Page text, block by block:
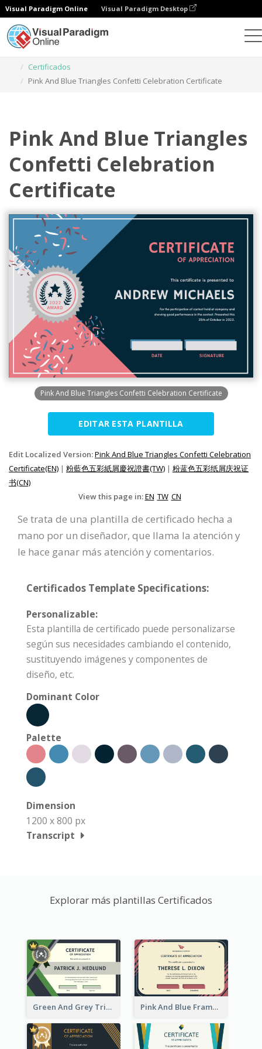
Visual Paradigm Online Visual Paradigm Desktop
Certificados
Pink And Blue Triangles Confetti Celebration Certificate
Pink And Blue Triangles
Confetti Celebration
Certificate
Pink And Blue Triangles Confetti Celebration Certificate
EDITAR ESTA PLANTILLA
Edit Localized Version:Pink And Blue Triangles Confetti Celebration
Certificate(EN) | 粉藍色五彩紙屑慶祝證書(TW) | 粉蓝色五彩纸屑庆祝证
书(CN)
View this page in:EN TW CN
Se trata de una plantilla de certificado hecha a
mano por un diseñador, que llama la atención y
le hace ganar más atención y comentarios.
Certificados Template Specifications:
Personalizable:
Esta plantilla de certificado puede personalizarse
según sus necesidades cambiando el contenido,
sustituyendo imágenes y componentes de
diseño, etc.
Dominant Color
Palette
Dimension
1200 x 800 px
Transcript
Explorar más plantillas Certificados
Green And Grey Triangles With Badge Certificate Pink And Blue Frame Company Certificate